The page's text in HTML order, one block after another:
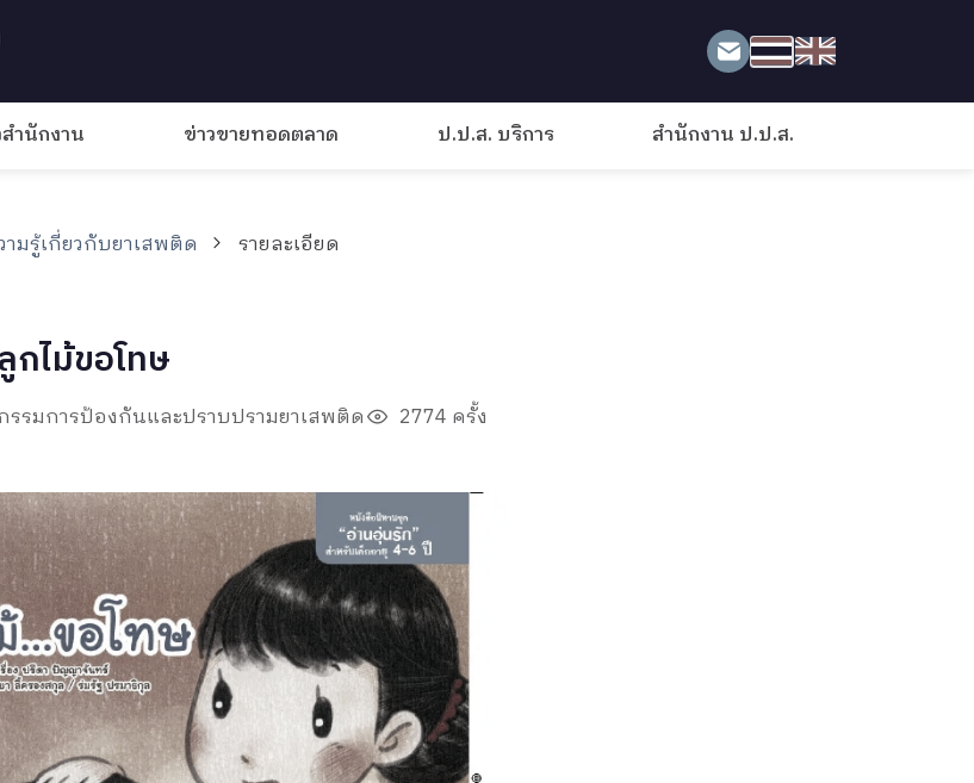
ำนักงาน ข่าวขายทอดตลาด ป.ป.ส. บริการ สำนักงาน ป.ป.ส.
มรู้เกี่ยวกับยาเสพติด รายละเอียด
ไม้ขอโทษ
รมการป้องกันและปราบปรามยาเสพติด 2774 ครั้ง